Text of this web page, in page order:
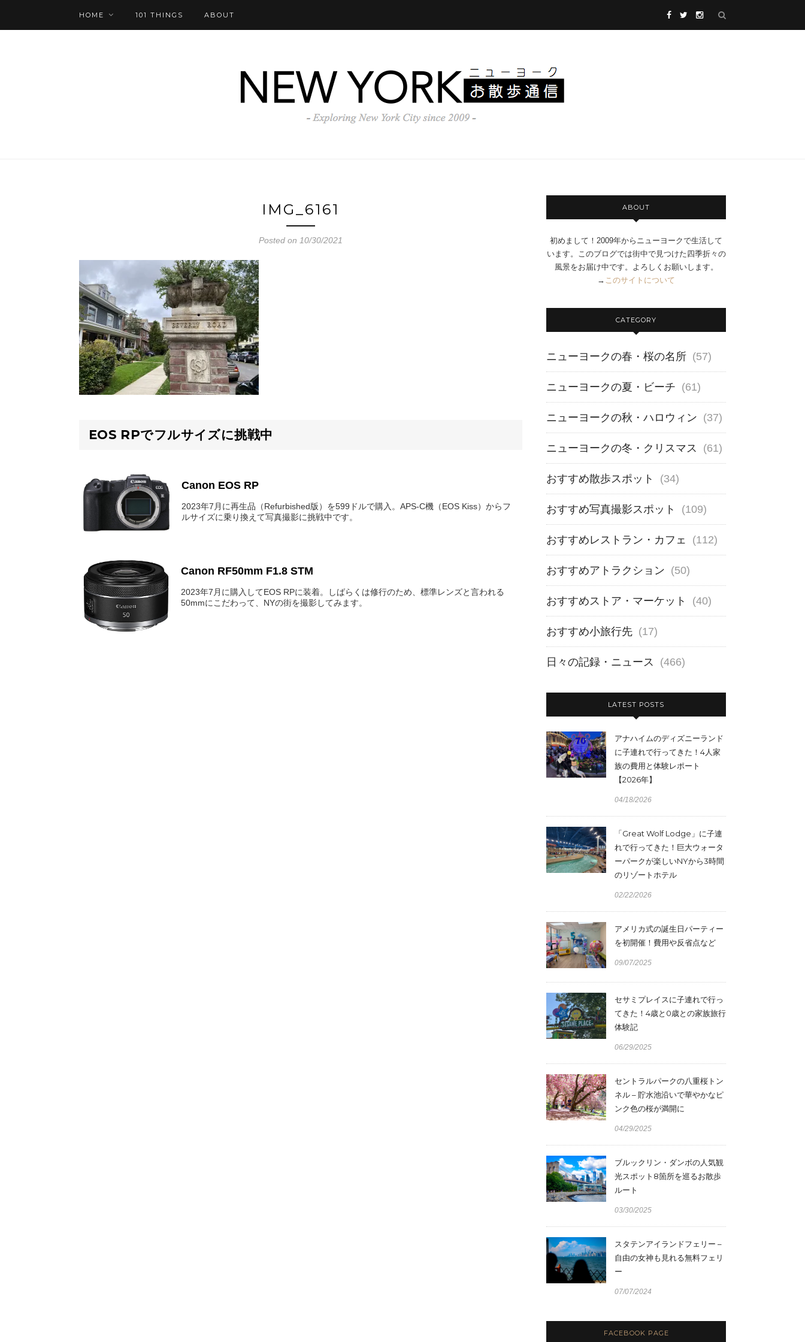
HOME 101 THINGS ABOUT
IMG_6161
Posted on 10/30/2021
EOS RPでフルサイズに挑戦中
Canon EOS RP
2023年7月に再生品（Refurbished版）を599ドルで購入。APS-C機（EOS Kiss）からフ
ルサイズに乗り換えて写真撮影に挑戦中です。
Canon RF50mm F1.8 STM
2023年7月に購入してEOS RPに装着。しばらくは修行のため、標準レンズと言われる
50mmにこだわって、NYの街を撮影してみます。
ABOUT
初めまして！2009年からニューヨークで生活して
います。このブログでは街中で見つけた四季折々の
風景をお届け中です。よろしくお願いします。
→ このサイトについて
CATEGORY
ニューヨークの春・桜の名所 (57)
ニューヨークの夏・ビーチ (61)
ニューヨークの秋・ハロウィン (37)
ニューヨークの冬・クリスマス (61)
おすすめ散歩スポット (34)
おすすめ写真撮影スポット (109)
おすすめレストラン・カフェ (112)
おすすめアトラクション (50)
おすすめストア・マーケット (40)
おすすめ小旅行先 (17)
日々の記録・ニュース (466)
LATEST POSTS
アナハイムのディズニーランド
に子連れで行ってきた！4人家
族の費用と体験レポート
【2026年】
04/18/2026
「Great Wolf Lodge」に子連
れで行ってきた！巨大ウォータ
ーパークが楽しいNYから3時間
のリゾートホテル
02/22/2026
アメリカ式の誕生日パーティー
を初開催！費用や反省点など
09/07/2025
セサミプレイスに子連れで行っ
てきた！4歳と0歳との家族旅行
体験記
06/29/2025
セントラルパークの八重桜トン
ネル – 貯水池沿いで華やかなピ
ンク色の桜が満開に
04/29/2025
ブルックリン・ダンボの人気観
光スポット8箇所を巡るお散歩
ルート
03/30/2025
スタテンアイランドフェリー –
自由の女神も見れる無料フェリ
ー
07/07/2024
FACEBOOK PAGE